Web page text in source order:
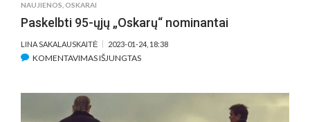
NAUJIENOS OSKARAI
Paskelbti 95-ųjų „Oskarų“ nominantai
LINA SAKALAUSKAITĖ 2023-01-24, 18:38
KOMENTAVIMAS IŠJUNGTASĮRAŠE